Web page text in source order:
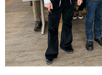
Innung